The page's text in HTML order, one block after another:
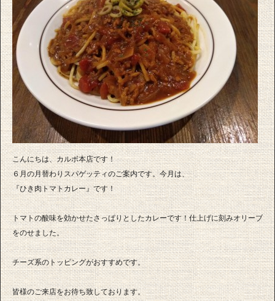
こんにちは、カルボ本店です！
６月の月替わりスパゲッティのご案内です。今月は、
『ひき肉トマトカレー』です！
トマトの酸味を効かせたさっぱりとしたカレーです！仕上げに刻みオリーブ
をのせました。
チーズ系のトッピングがおすすめです。
皆様のご来店をお待ち致しております。